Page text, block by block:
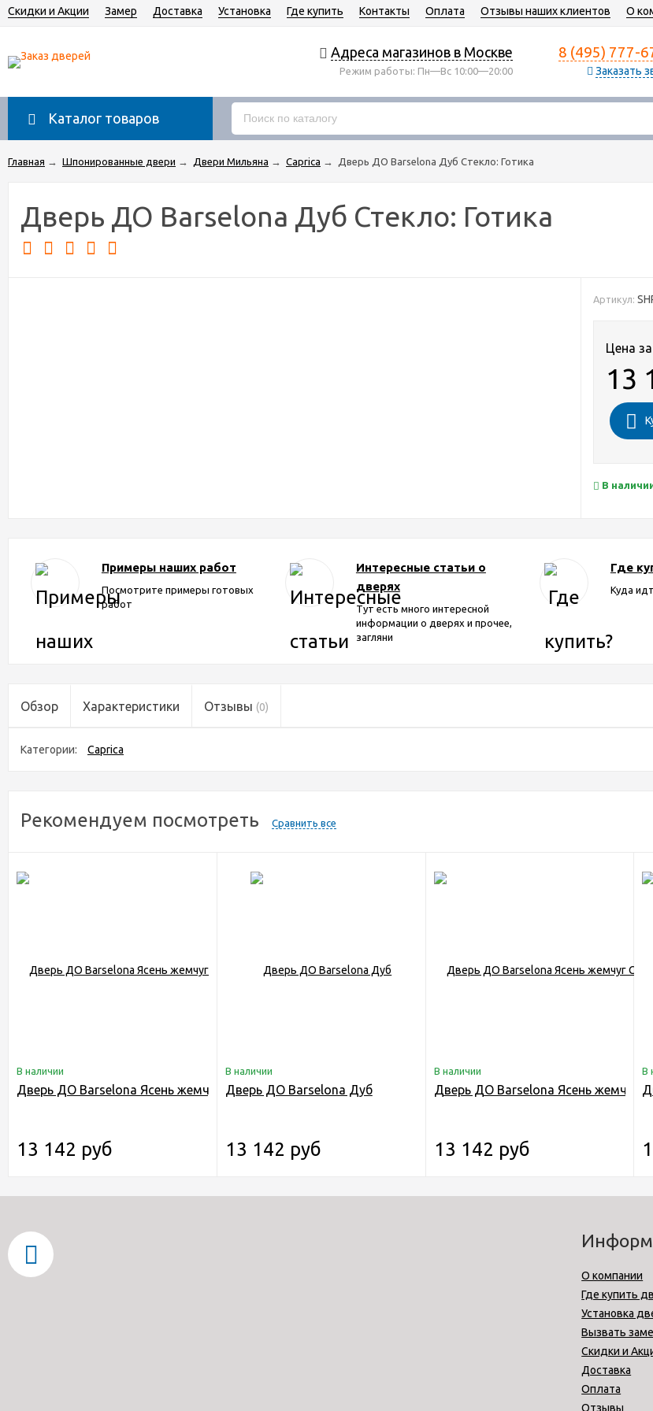
Скидки и Акции Замер Доставка Установка Где купить Контакты Оплата Отзывы наших клиентов О
Адреса магазинов в Москве
Режим работы: Пн—Вс 10:00—20:00
8 (495) 777-
Заказать
Каталог товаров
Главная → Шпонированные двери → Двери Мильяна → Caprica → Дверь ДО Barselona Дуб Стекло: Готика
Дверь ДО Barselona Дуб Стекло: Готика
Артикул:
Цена
13
В
Примеры наших работ
Посмотрите примеры готовых
работ
Интересные статьи о
дверях
Тут есть много интересной
информации о дверях и прочее,
загляни
Где
Куда
Обзор Характеристики Отзывы (0)
Категории: Caprica
Рекомендуем посмотреть Сравнить все
В наличии
Дверь ДО Barselona Ясень жемчуг
13 142 руб
В наличии
Дверь ДО Barselona Дуб
13 142 руб
В наличии
Дверь ДО Barselona Ясень жемчуг
13 142 руб
В
О компании
Где купить
Установка
Вызвать
Скидки и
Доставка
Оплата
Отзывы